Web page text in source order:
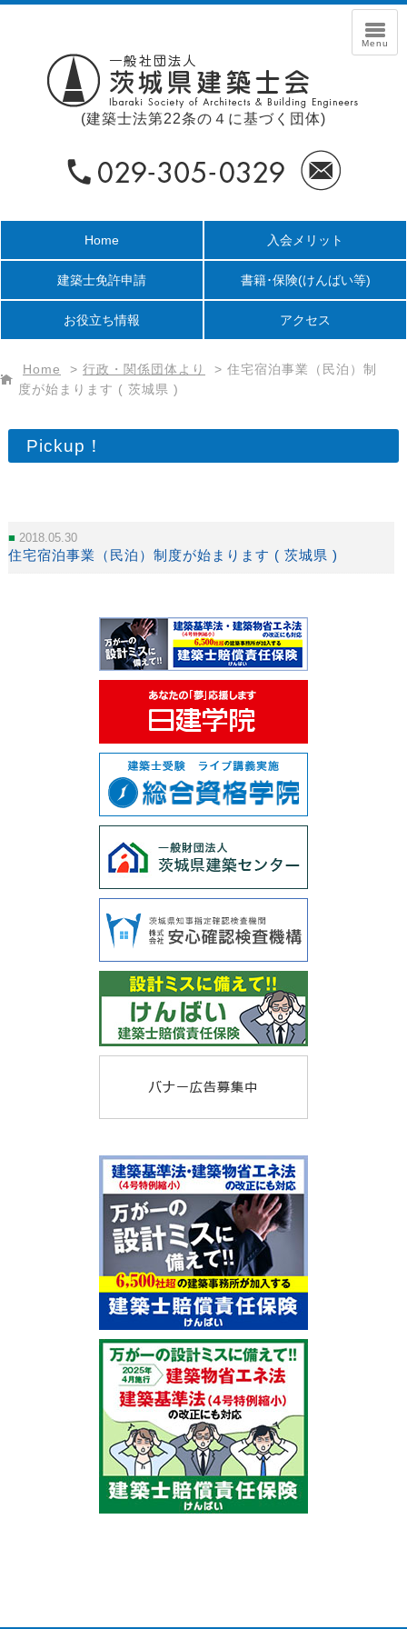
(建築士法第22条の４に基づく団体)
Home 入会メリット
建築士免許申請 書籍･保険(けんばい等)
お役立ち情報 アクセス
Home > 行政・関係団体より > 住宅宿泊事業（民泊）制
度が始まります ( 茨城県 )
Pickup！
2018.05.30
住宅宿泊事業（民泊）制度が始まります ( 茨城県 )